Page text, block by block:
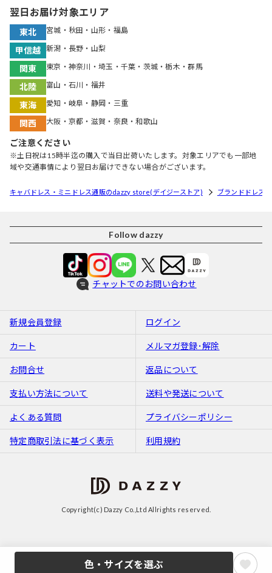
色・サイズを選ぶ
翌日お届け対象エリア
東北 宮城・秋田・山形・福島
甲信越 新潟・長野・山梨
関東 東京・神奈川・埼玉・千葉・茨城・栃木・群馬
北陸 富山・石川・福井
東海 愛知・岐阜・静岡・三重
関西 大阪・京都・滋賀・奈良・和歌山
ご注意ください
※土日祝は15時半迄の購入で当日出荷いたします。対象エリアでも一部地
域や交通事情により翌日お届けできない場合がございます。
キャバドレス・ミニドレス通販のdazzy store(デイジーストア) ブランドドレス
Follow dazzy
チャットでのお問い合わせ
新規会員登録 ログイン
カート メルマガ登録･解除
お問合せ 返品について
支払い方法について 送料や発送について
よくある質問 プライバシーポリシー
特定商取引法に基づく表示 利用規約
Copyright(c) Dazzy Co.,Ltd Allrights reserved.